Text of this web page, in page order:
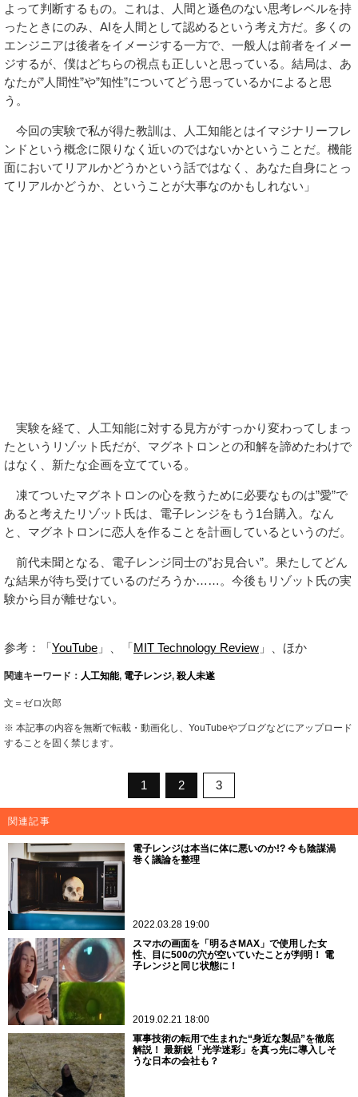
よって判断するもの。これは、人間と遜色のない思考レベルを持
ったときにのみ、AIを人間として認めるという考え方だ。多くの
エンジニアは後者をイメージする一方で、一般人は前者をイメー
ジするが、僕はどちらの視点も正しいと思っている。結局は、あ
なたが”人間性”や”知性”についてどう思っているかによると思
う。
今回の実験で私が得た教訓は、人工知能とはイマジナリーフレ
ンドという概念に限りなく近いのではないかということだ。機能
面においてリアルかどうかという話ではなく、あなた自身にとっ
てリアルかどうか、ということが大事なのかもしれない」
実験を経て、人工知能に対する見方がすっかり変わってしまっ
たというリゾット氏だが、マグネトロンとの和解を諦めたわけで
はなく、新たな企画を立てている。
凍てついたマグネトロンの心を救うために必要なものは”愛”で
あると考えたリゾット氏は、電子レンジをもう1台購入。なん
と、マグネトロンに恋人を作ることを計画しているというのだ。
前代未聞となる、電子レンジ同士の”お見合い”。果たしてどん
な結果が待ち受けているのだろうか……。今後もリゾット氏の実
験から目が離せない。
参考：「YouTube 」、「MIT Technology Review 」、ほか
関連キーワード： 人工知能, 電子レンジ, 殺人未遂
文＝ゼロ次郎
※ 本記事の内容を無断で転載・動画化し、YouTubeやブログなどにアップロード
することを固く禁じます。
1 2 3
関連記事
電子レンジは本当に体に悪いのか!? 今も陰謀渦
巻く議論を整理
2022.03.28 19:00
スマホの画面を「明るさMAX」で使用した女
性、目に500の穴が空いていたことが判明！ 電
子レンジと同じ状態に！
2019.02.21 18:00
軍事技術の転用で生まれた“身近な製品”を徹底
解説！ 最新鋭「光学迷彩」を真っ先に導入しそ
うな日本の会社も？